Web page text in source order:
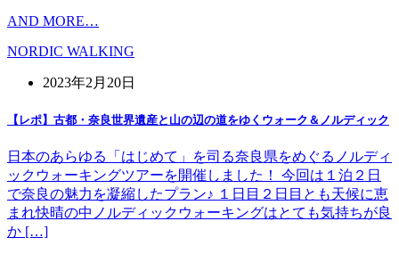
AND MORE…
NORDIC WALKING
2023年2月20日
【レポ】古都・奈良世界遺産と山の辺の道をゆくウォーク＆ノルディック
日本のあらゆる「はじめて」を司る奈良県をめぐるノルディ
ックウォーキングツアーを開催しました！ 今回は１泊２日
で奈良の魅力を凝縮したプラン♪ １日目２日目とも天候に恵
まれ快晴の中ノルディックウォーキングはとても気持ちが良
か […]